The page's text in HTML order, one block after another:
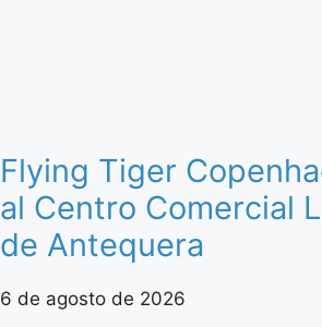
Flying Tiger
al Centro Comercial
de Antequera
6 de agosto de 2026